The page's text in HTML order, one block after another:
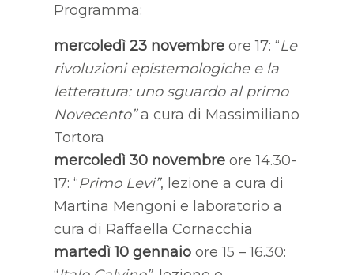
Programma:
mercoledì 23 novembreore 17: “Le
rivoluzioni epistemologiche e la
letteratura: uno sguardo al primo
Novecento”a cura di Massimiliano
Tortora
mercoledì 30 novembreore 14.30-
17: “Primo Levi”, lezione a cura di
Martina Mengoni e laboratorio a
cura di Raffaella Cornacchia
martedì 10 gennaioore 15 – 16.30: